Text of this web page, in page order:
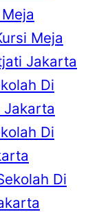
Meja
Jakarta
Di
Jakarta
Di
Di